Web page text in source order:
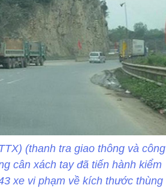
(thanh tra giao thông và công
cân xách tay đã tiến hành kiểm
xe vi phạm về kích thước thùng